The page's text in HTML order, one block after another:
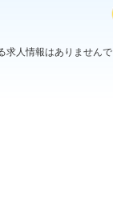
求人情報はありません